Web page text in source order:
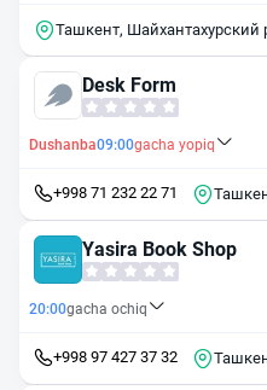
Ташкент, Шайхантахурский
Desk Form
Dushanba09:00gacha yopiq
+998 71 232 22 71
Yasira Book Shop
20:00gacha ochiq
+998 97 427 37 32